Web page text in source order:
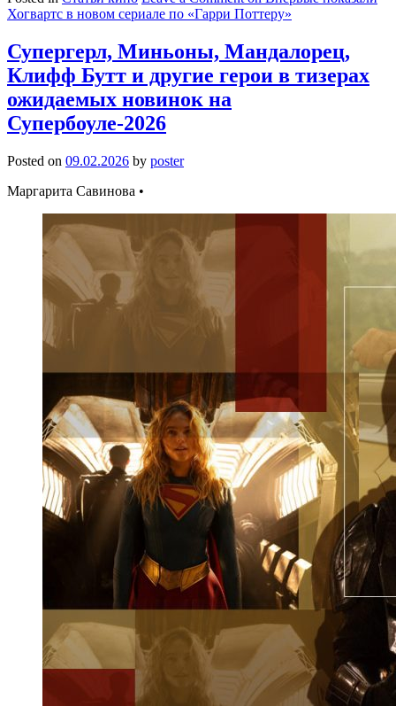
Хогвартс в новом сериале по «Гарри Поттеру»
Супергерл, Миньоны, Мандалорец,
Клифф Бутт и другие герои в тизерах
ожидаемых новинок на
Супербоуле-2026
Posted on 09.02.2026 by poster
Маргарита Савинова •